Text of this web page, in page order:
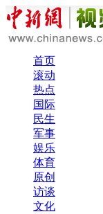
首页
滚动
热点
国际
民生
军事
娱乐
体育
原创
访谈
文化